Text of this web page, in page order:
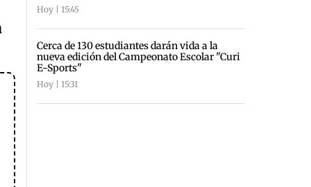
Hoy | 15:45
Cerca de 130 estudiantes darán vida a la
nueva edición del Campeonato Escolar "Curi
E-Sports"
Hoy | 15:31